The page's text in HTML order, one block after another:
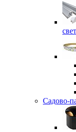
Садово-